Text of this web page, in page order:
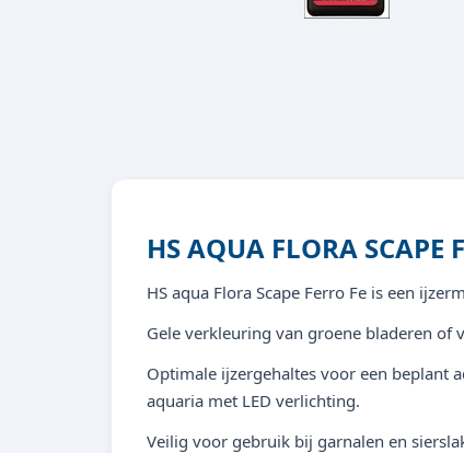
HS AQUA FLORA SCAPE
HS aqua Flora Scape Ferro Fe is een
Gele verkleuring van groene bladeren of
Optimale ijzergehaltes voor een beplant
aquaria met LED verlichting.
Veilig voor gebruik bij garnalen en